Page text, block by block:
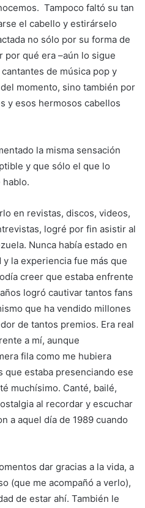
Tampoco faltó su tan
el cabello y estirárselo
no sólo por su forma de
por qué era –aún lo sigue
de música pop y
momento, sino también por
y esos hermosos cabellos
la misma sensación
y que sólo el que lo
en revistas, discos, videos,
logré por fin asistir al
Nunca había estado en
y la experiencia fue más que
creer que estaba enfrente
logró cautivar tantos fans
que ha vendido millones
de tantos premios. Era real
a mí, aunque
fila como me hubiera
estaba presenciando ese
muchísimo. Canté, bailé,
al recordar y escuchar
a aquel día de 1989 cuando
dar gracias a la vida, a
(que me acompañó a verlo),
de estar ahí. También le